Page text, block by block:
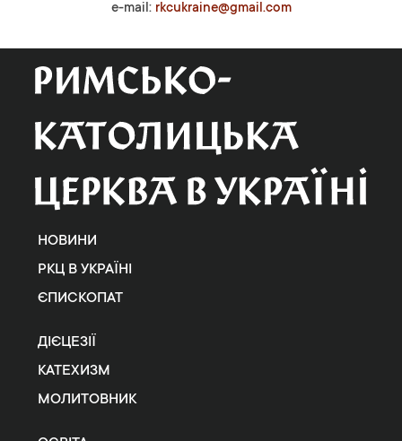
e-mail: rkcukraine@gmail.com
НОВИНИ
РКЦ В УКРАЇНІ
ЄПИСКОПАТ
ДІЄЦЕЗІЇ
КАТЕХИЗМ
МОЛИТОВНИК